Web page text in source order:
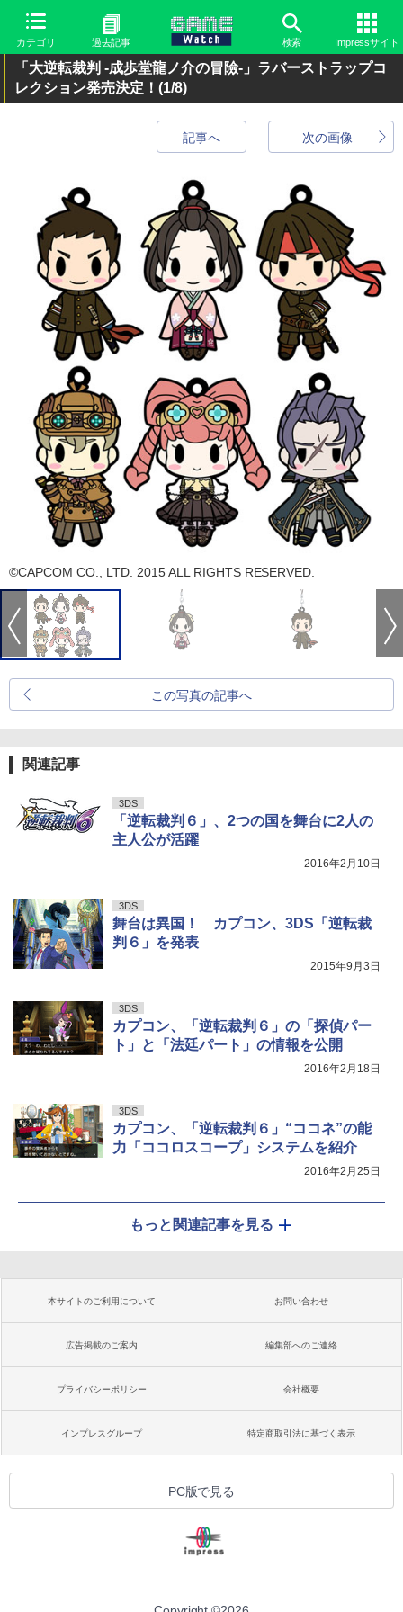
カテゴリ 過去記事 検索 Impressサイト
「大逆転裁判 -成歩堂龍ノ介の冒險-」ラバーストラップコ
レクション発売決定！ (1/8)
次の画像
記事へ
©CAPCOM CO., LTD. 2015 ALL RIGHTS RESERVED.
この写真の記事へ
関連記事
3DS
「逆転裁判６」、2つの国を舞台に2人の
主人公が活躍
2016年2月10日
3DS
舞台は異国！ カプコン、3DS「逆転裁
判６」を発表
2015年9月3日
3DS
カプコン、「逆転裁判６」の「探偵パー
ト」と「法廷パート」の情報を公開
2016年2月18日
3DS
カプコン、「逆転裁判６」“ココネ”の能
力「ココロスコープ」システムを紹介
2016年2月25日
もっと関連記事を見る
本サイトのご利用について お問い合わせ
広告掲載のご案内 編集部へのご連絡
プライバシーポリシー 会社概要
インプレスグループ 特定商取引法に基づく表示
PC版で見る